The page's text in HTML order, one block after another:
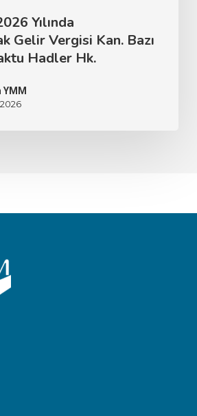
Yılında
Gelir Vergisi Kan. Bazı
Hadler Hk.